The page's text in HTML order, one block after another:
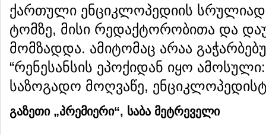
ქართული ენციკლოპედიის სრულიად
ტომზე, მისი რედაქტორობითა და
მომზადდა. ამიტომაც არაა
“რენესანსის ეპოქიდან იყო
საზოგადო მოღვაწე,
გაზეთი „პრემიერი“, საბა მეტრეველი